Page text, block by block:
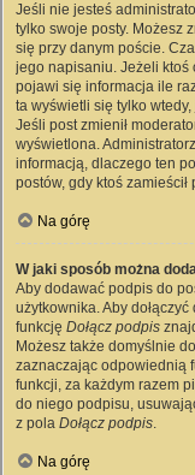
Jeśli nie jesteś
tylko swoje posty. Możesz
się przy danym poście.
jego napisaniu. Jeżeli ktoś
pojawi się informacja ile
ta wyświetli się tylko
Jeśli post zmienił
wyświetlona.
informacją, dlaczego ten
postów, gdy ktoś
Na górę
W jaki sposób można
Aby dodawać podpis do
użytkownika. Aby
funkcję Dołącz podpis
Możesz także domyślnie
zaznaczając odpowiednią
funkcji, za każdym razem
do niego podpisu,
z pola Dołącz podpis.
Na górę